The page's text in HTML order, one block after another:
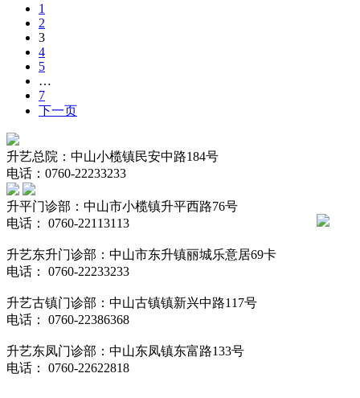
1
2
3
4
5
…
7
下一页
升艺总院：中山小榄镇民安中路184号
电话：0760-22233233
升平门诊部：中山市小榄镇升平西路76号
电话： 0760-22113113
升艺东升门诊部：中山市东升镇丽城乐意居69卡
电话： 0760-22233233
升艺古镇门诊部：中山古镇镇新兴中路117号
电话： 0760-22386368
升艺东凤门诊部：中山东凤镇东富路133号
电话： 0760-22622818